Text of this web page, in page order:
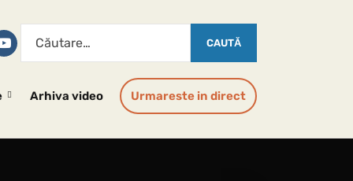
Arhiva video Urmareste in direct